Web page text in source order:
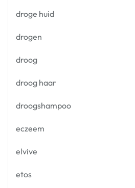
droge huid
drogen
droog
droog haar
droogshampoo
eczeem
elvive
etos